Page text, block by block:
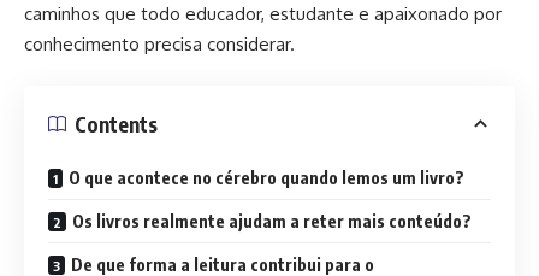
caminhos que todo educador, estudante e apaixonado por
conhecimento precisa considerar.
Contents
O que acontece no cérebro quando lemos um livro?
Os livros realmente ajudam a reter mais conteúdo?
De que forma a leitura contribui para o